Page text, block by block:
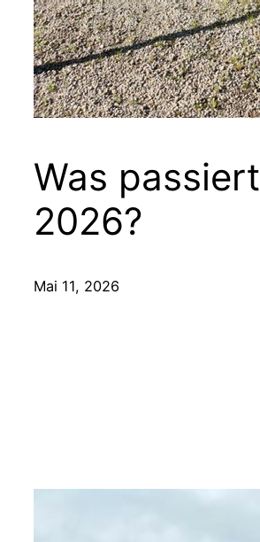
Was passiert
2026?
Mai 11, 2026